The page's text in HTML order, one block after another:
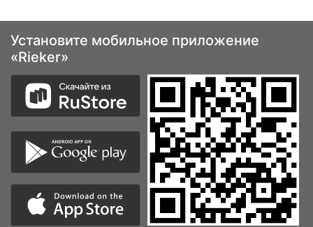
Установите мобильное приложение
«Rieker»